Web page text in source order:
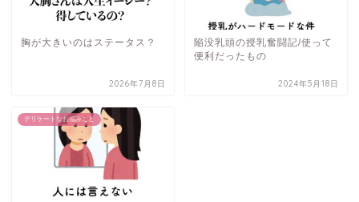
胸が大きいのはステータス？
2026年7月8日
陥没乳頭の授乳奮闘記/使って
便利だったもの
2024年5月18日
デリケートなお悩みごと